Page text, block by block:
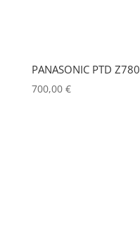
PANASONIC PTD Z780
700,00 €